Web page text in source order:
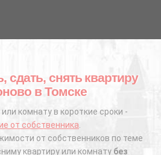
сдать, снять квартиру
в Томске
комнату в короткие сроки -
от собственника.
от собственников по теме
квартиру или комнату без